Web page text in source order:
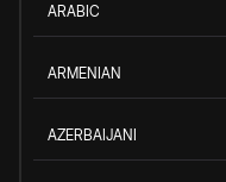
ARABIC
ARMENIAN
AZERBAIJANI